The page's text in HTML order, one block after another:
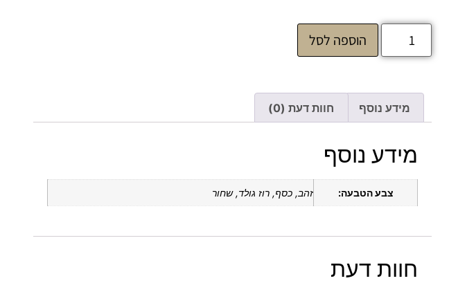
הוספה לסל
מידע נוסף חוות דעת (0)
מידע נוסף
צבע הטבעה: זהב, כסף, רוז גולד, שחור
חוות דעת